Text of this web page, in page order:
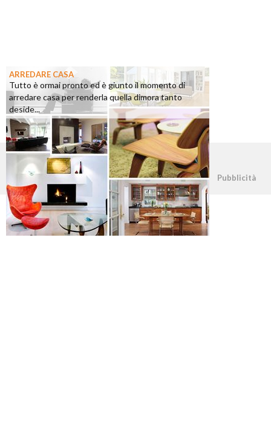
ARREDARE CASA
Tutto è ormai pronto ed è giunto il momento di
arredare casa per renderla quella dimora tanto
deside...
©2026 - casapratica.org - p.iva 03338800984 Pubblicità